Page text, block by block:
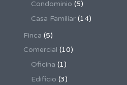
Condominio (5)
Casa Familiar(14)
Finca (5)
Comercial (10)
Oficina (1)
Edificio (3)